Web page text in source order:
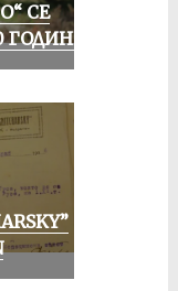
СЕ
ГОДИНИ